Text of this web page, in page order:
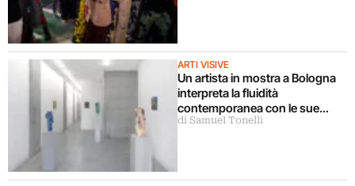
ARTI VISIVE
Un artista in mostra a Bologna
interpreta la fluidità
contemporanea con le sue
sculture
di Samuel Tonelli